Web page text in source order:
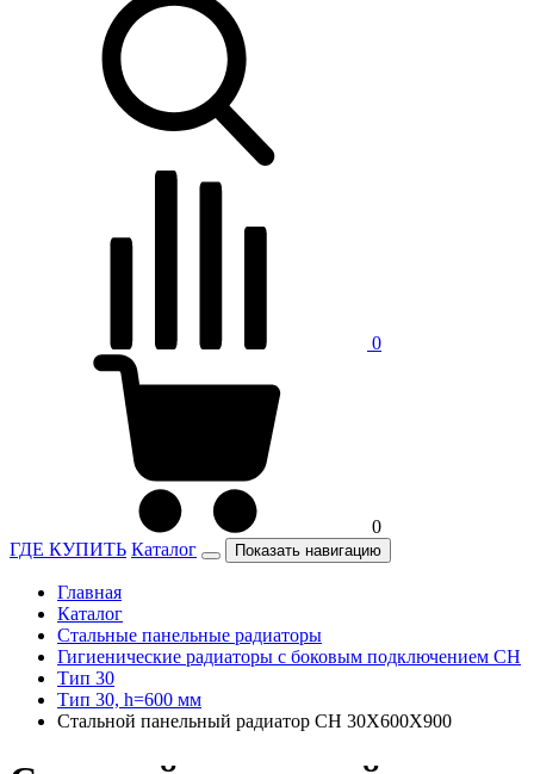
0
0
ГДЕ КУПИТЬ Каталог Показать навигацию
Главная
Каталог
Стальные панельные радиаторы
Гигиенические радиаторы c боковым подключением CH
Тип 30
Тип 30, h=600 мм
Стальной панельный радиатор CH 30X600X900